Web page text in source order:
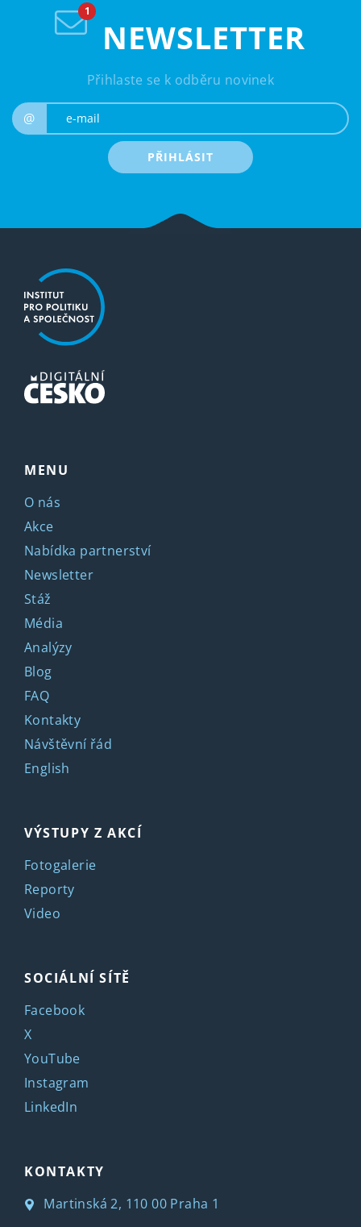
NEWSLETTER
Přihlaste se k odběru novinek
@
PŘIHLÁSIT
MENU
O nás
Akce
Nabídka partnerství
Newsletter
Stáž
Média
Analýzy
Blog
FAQ
Kontakty
Návštěvní řád
English
VÝSTUPY Z AKCÍ
Fotogalerie
Reporty
Video
SOCIÁLNÍ SÍTĚ
Facebook
X
YouTube
Instagram
LinkedIn
KONTAKTY
Martinská 2, 110 00 Praha 1